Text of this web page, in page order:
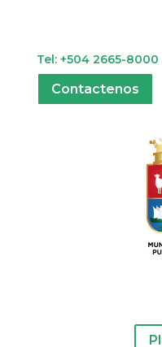
Tel: +504 2665-8000
Contactenos